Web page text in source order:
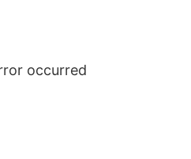
occurred